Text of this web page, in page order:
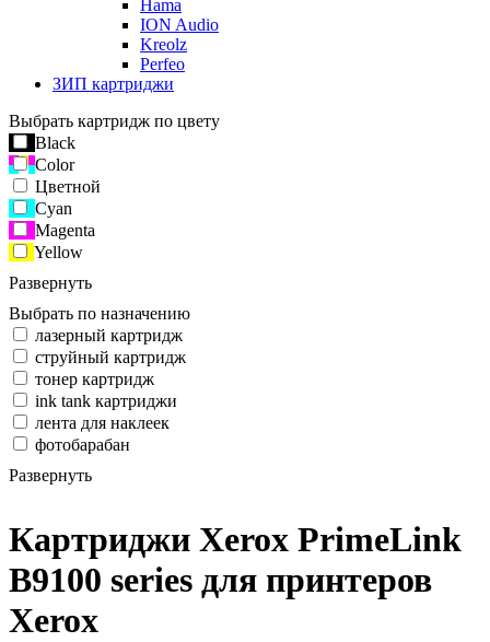
Hama
ION Audio
Kreolz
Perfeo
ЗИП картриджи
Выбрать картридж по цвету
Black
Color
Цветной
Cyan
Magenta
Yellow
Развернуть
Выбрать по назначению
лазерный картридж
струйный картридж
тонер картридж
ink tank картриджи
лента для наклеек
фотобарабан
Развернуть
Картриджи Xerox PrimeLink
B9100 series для принтеров
Xerox